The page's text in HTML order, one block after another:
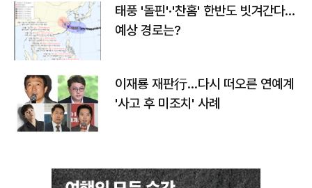
태풍 '돌핀'·'찬홈' 한반도 빗겨간다…
예상 경로는?
이재룡 재판行…다시 떠오른 연예계
'사고 후 미조치' 사례